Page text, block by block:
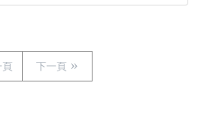
頁 下一頁